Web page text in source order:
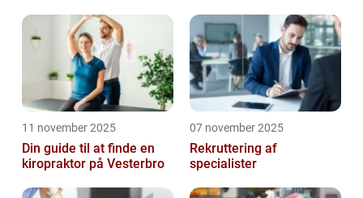
11 november 2025
Din guide til at finde en
kiropraktor på Vesterbro
07 november 2025
Rekruttering af
specialister